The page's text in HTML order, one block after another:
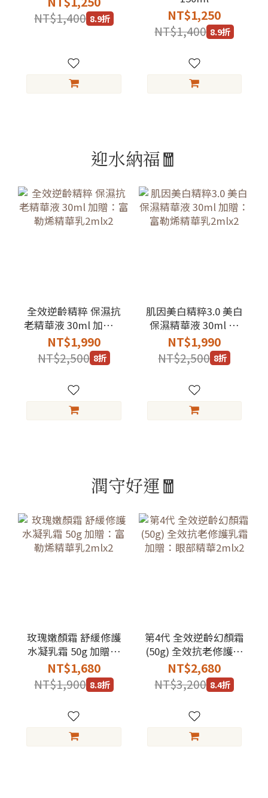
NT$1,400 8.9折
NT$1,250
NT$1,400 8.9折
迎水納福🧧
全效逆齡精粹 保濕抗
老精華液 30ml 加贈：
富勒烯精華乳2mlx2
NT$1,990
NT$2,500 8折
肌因美白精粹3.0 美白
保濕精華液 30ml 加
贈：富勒烯精華乳
2mlx2
NT$1,990
NT$2,500 8折
潤守好運🧧
玫瑰嫩顏霜 舒緩修護
水凝乳霜 50g 加贈：
富勒烯精華乳2mlx2
NT$1,680
NT$1,900 8.8折
第4代 全效逆齡幻顏霜
(50g) 全效抗老修護乳
霜 加贈：眼部精華
2mlx2
NT$2,680
NT$3,200 8.4折